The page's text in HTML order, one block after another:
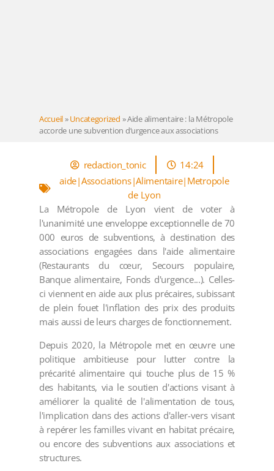
Accueil»Uncategorized »Aide alimentaire : la Métropole
accorde une subvention d’urgence aux associations
redaction_tonic
14:24
aide|Associations|Alimentaire|Metropole
de Lyon
La Métropole de Lyon vient de voter à
l'unanimité une enveloppe exceptionnelle de 70
000 euros de subventions, à destination des
associations engagées dans l'aide alimentaire
(Restaurants du cœur, Secours populaire,
Banque alimentaire, Fonds d'urgence...). Celles-
ci viennent en aide aux plus précaires, subissant
de plein fouet l'inflation des prix des produits
mais aussi de leurs charges de fonctionnement.
Depuis 2020, la Métropole met en œuvre une
politique ambitieuse pour lutter contre la
précarité alimentaire qui touche plus de 15 %
des habitants, via le soutien d'actions visant à
améliorer la qualité de l'alimentation de tous,
l'implication dans des actions d'aller-vers visant
à repérer les familles vivant en habitat précaire,
ou encore des subventions aux associations et
structures.